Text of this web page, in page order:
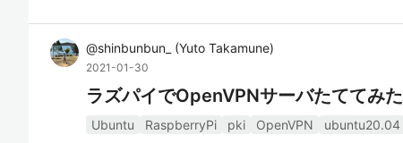
@shinbunbun_ (Yuto Takamune)
2021-01-30
ラズパイでOpenVPNサーバたててみた
Ubuntu RaspberryPi pki OpenVPN ubuntu20.04